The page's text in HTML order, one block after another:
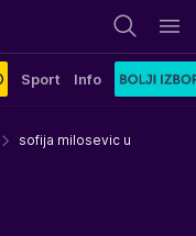
Sport Info
sofija milosevic u